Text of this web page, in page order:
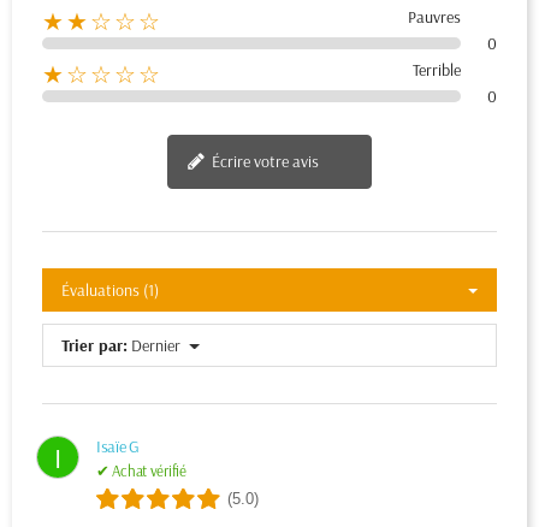
★★☆☆☆
Pauvres
0
★☆☆☆☆
Terrible
0
Écrire votre avis
Évaluations (1)
Trier par: Dernier
I Isaïe G
✔ Achat vérifié
(5.0)